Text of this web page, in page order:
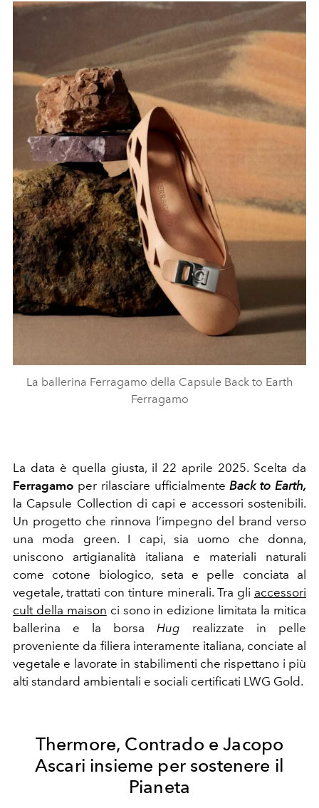
La ballerina Ferragamo della Capsule Back to Earth
Ferragamo
La data è quella giusta, il 22 aprile 2025. Scelta da
Ferragamo per rilasciare ufficialmenteBack to Earth,
la Capsule Collection di capi e accessori sostenibili.
Un progetto che rinnova l’impegno del brand verso
una moda green. I capi, sia uomo che donna,
uniscono artigianalità italiana e materiali naturali
come cotone biologico, seta e pelle conciata al
vegetale, trattati con tinture minerali. Tra gli accessori
cult della maison ci sono in edizione limitata la mitica
ballerina e la borsa Hug realizzate in pelle
proveniente da filiera interamente italiana, conciate al
vegetale e lavorate in stabilimenti che rispettano i più
alti standard ambientali e sociali certificati LWG Gold.
Thermore, Contrado e Jacopo
Ascari insieme per sostenere il
Pianeta